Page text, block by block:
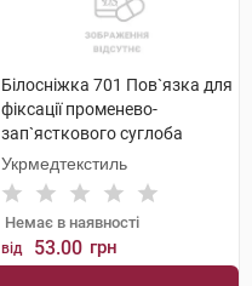
Білосніжка 701 Пов`язка для
фіксації променево-
зап`ясткового суглоба
розмір 1 (15-16 см) 1 шт
Укрмедтекстиль
Немає в наявності
від 53.00 грн